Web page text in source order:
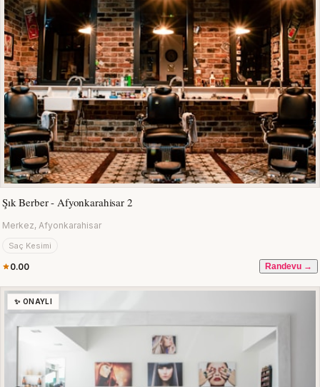
Şık Berber - Afyonkarahisar 2
Merkez, Afyonkarahisar
Saç Kesimi
0.00 Randevu →
✨ ONAYLI